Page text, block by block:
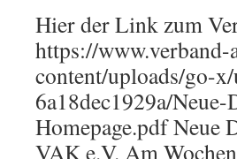
Hier der Link zum
https://
content/uploads/go-
6a18dec1929a/
Homepage.pdf Neue
VAK e.V. Am